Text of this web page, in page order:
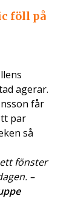
föll på
agerar.
får
par
så
fönster
–